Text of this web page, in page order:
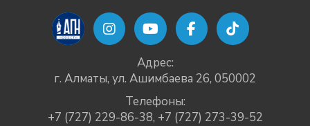
Адрес:
г. Алматы, ул. Ашимбаева 26, 050002
Телефоны:
+7 (727) 229-86-38, +7 (727) 273-39-52